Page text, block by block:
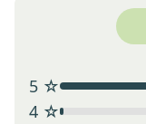
5 ☆
4 ☆